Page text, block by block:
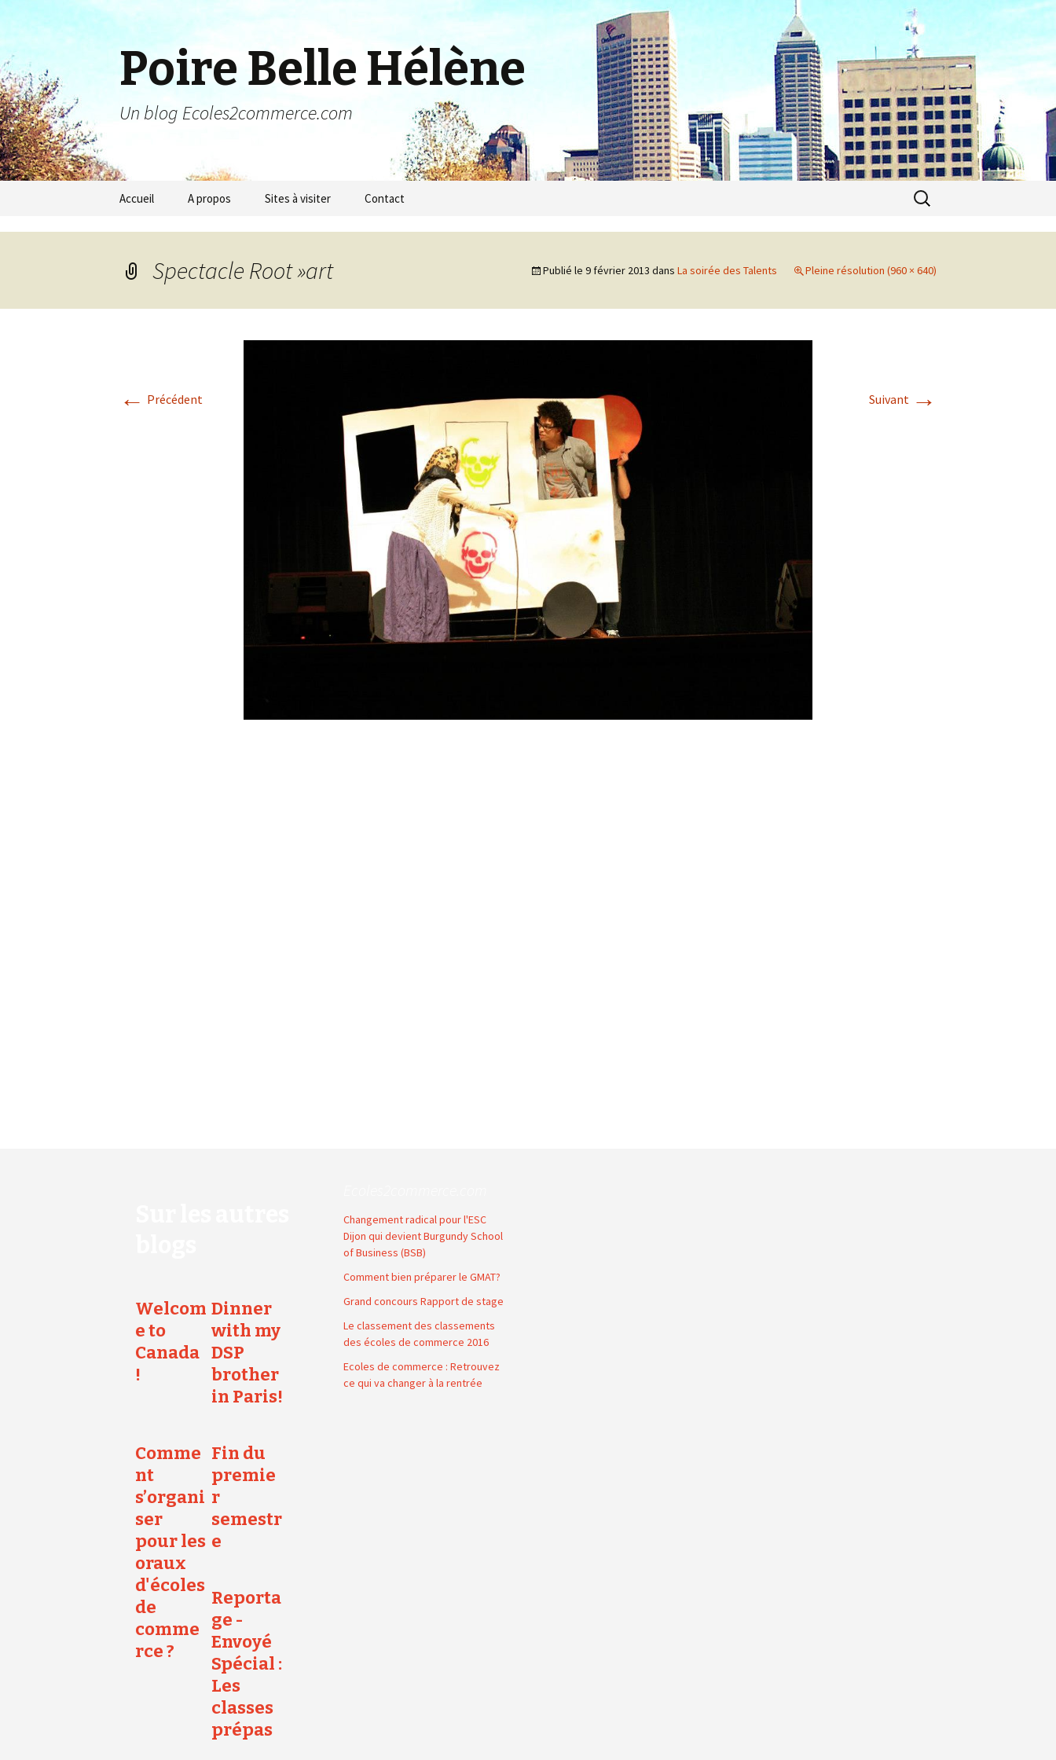
Poire Belle Hélène
Un blog Ecoles2commerce.com
Aller au contenu principal
Accueil A propos Sites à visiter Contact
Recherche
pour :
Spectacle Root »art Publié le 9 février 2013 dans La soirée des Talents Pleine résolution (960 × 640)
← Précédent Suivant →
Welcom
e to
Canada
!
Dinner
with my
DSP
brother
in Paris!
Comme
nt
s’organi
ser
pour les
oraux
d'écoles
de
comme
rce ?
Fin du
premie
r
semestr
e
Reporta
ge -
Envoyé
Spécial :
Les
classes
prépas
Changement radical pour l'ESC
Dijon qui devient Burgundy School
of Business (BSB)
Comment bien préparer le GMAT?
Grand concours Rapport de stage
Le classement des classements
des écoles de commerce 2016
Ecoles de commerce : Retrouvez
ce qui va changer à la rentrée